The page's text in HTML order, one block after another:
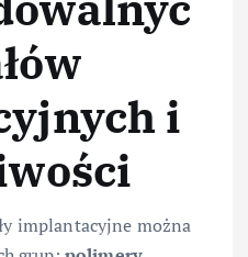
i
implantacyjne można